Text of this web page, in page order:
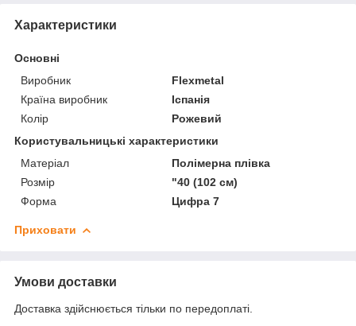
Характеристики
Основні
Виробник
Flexmetal
Країна виробник
Іспанія
Колір
Рожевий
Користувальницькі характеристики
Матеріал
Полімерна плівка
Розмір
"40 (102 см)
Форма
Цифра 7
Приховати
Умови доставки
Доставка здійснюється тільки по передоплаті.